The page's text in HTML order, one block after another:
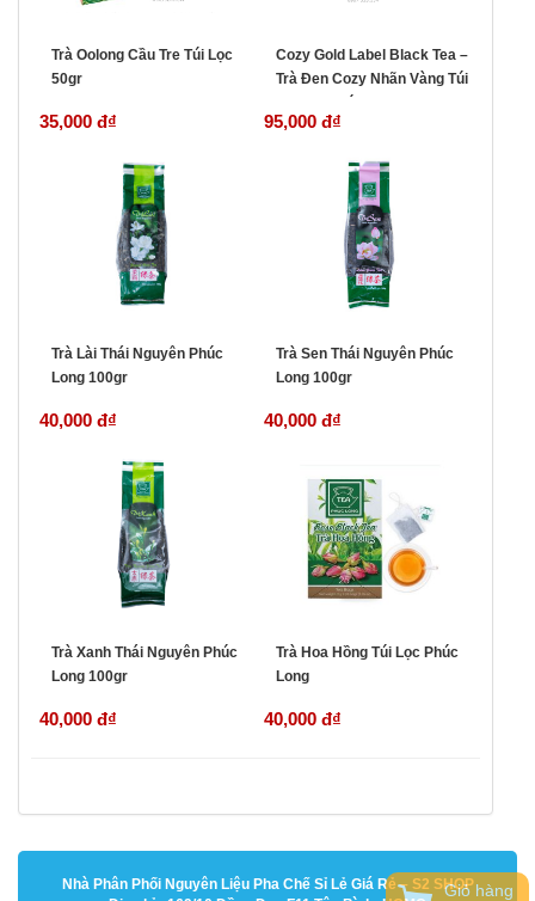
Trà Oolong Cầu Tre Túi Lọc
50gr
35,000 đ₫
Cozy Gold Label Black Tea –
Trà Đen Cozy Nhãn Vàng Túi
95,000 đ₫
Trà Lài Thái Nguyên Phúc
Long 100gr
40,000 đ₫
Trà Sen Thái Nguyên Phúc
Long 100gr
40,000 đ₫
Trà Xanh Thái Nguyên Phúc
Long 100gr
40,000 đ₫
Trà Hoa Hồng Túi Lọc Phúc
Long
40,000 đ₫
Nhà Phân Phối Nguyên Liệu Pha Chế Sỉ Lẻ Giá Rẻ – S2 SHOPGiỏ hàng